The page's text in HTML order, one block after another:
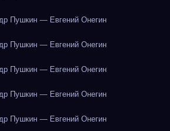
Пушкин — Евгений Онегин
Пушкин — Евгений Онегин
Пушкин — Евгений Онегин
Пушкин — Евгений Онегин
Пушкин — Евгений Онегин